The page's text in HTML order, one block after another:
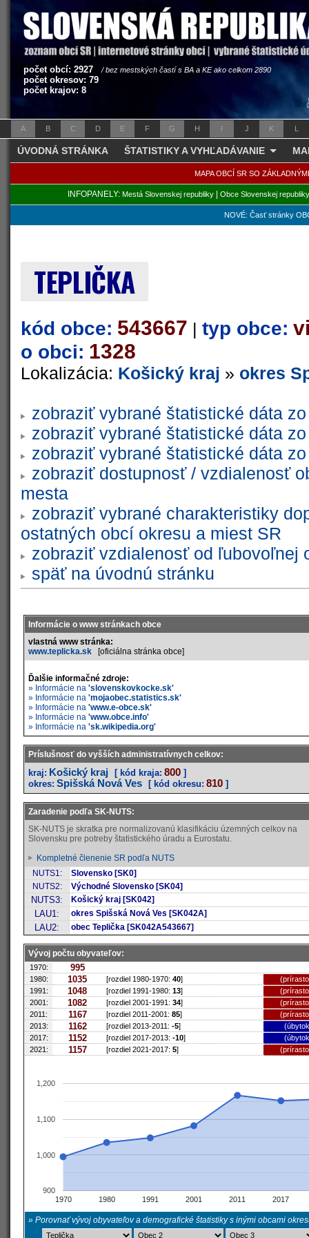
počet obcí: 2927 / bez mestských častí s BA a KE ako celkom 2890
počet okresov: 79
počet krajov: 8
A B C D E F G H I J K L
ÚVODNÁ STRÁNKA ŠTATISTIKY A VYHĽADÁVANIE
MAPA OBCÍ SR SO
INFOPANELY: Mestá Slovenskej republiky| Obce Slovenskej republiky
NOVÉ: Časť stránky
TEPLIČKA
kód obce: 543667 | typ obce:
o obci: 1328
Lokalizácia: Košický kraj » okres
zobraziť vybrané štatistické dáta
zobraziť vybrané štatistické dáta
zobraziť vybrané štatistické dáta
zobraziť dostupnosť / vzdialenosť
mesta
zobraziť vybrané charakteristiky
ostatných obcí okresu a miest SR
zobraziť vzdialenosť od ľubovoľnej
späť na úvodnú stránku
Informácie o www stránkach obce
vlastná www stránka:
www.teplicka.sk [oficiálna stránka obce]
Ďalšie informačné zdroje:
» Informácie na 'slovenskovkocke.sk'
» Informácie na 'mojaobec.statistics.sk'
» Informácie na 'www.e-obce.sk'
» Informácie na 'www.obce.info'
» Informácie na 'sk.wikipedia.org'
Príslušnosť do vyšších administratívnych celkov:
kraj: Košický kraj [ kód kraja: 800 ]
okres: Spišská Nová Ves [ kód okresu: 810 ]
Zaradenie podľa SK-NUTS:
SK-NUTS je skratka pre normalizovanú klasifikáciu územných celkov na
Slovensku pre potreby štatistického úradu a Eurostatu.
Kompletné členenie SR podľa NUTS
NUTS1:
Slovensko [SK0]
NUTS2:
Východné Slovensko [SK04]
NUTS3: Košický kraj [SK042]
LAU1: okres Spišská Nová Ves [SK042A]
LAU2: obec Teplička [SK042A543667]
Vývoj počtu obyvateľov:
1970: 995
1980: 1035 [rozdiel 1980-1970: 40]
1991:
1048 [rozdiel 1991-1980: 13]
2001:
1082 [rozdiel 2001-1991: 34]
2011:
1167 [rozdiel 2011-2001: 85]
2013:
1162 [rozdiel 2013-2011: -5]
2017:
1152 [rozdiel 2017-2013: -10]
2021:
1157 [rozdiel 2021-2017: 5]
1970 1980 1991 2001 2011 2017
900
1,000
1,100
1,200
» Porovnať vývoj obyvateľov a demografické štatistiky s inými obcami